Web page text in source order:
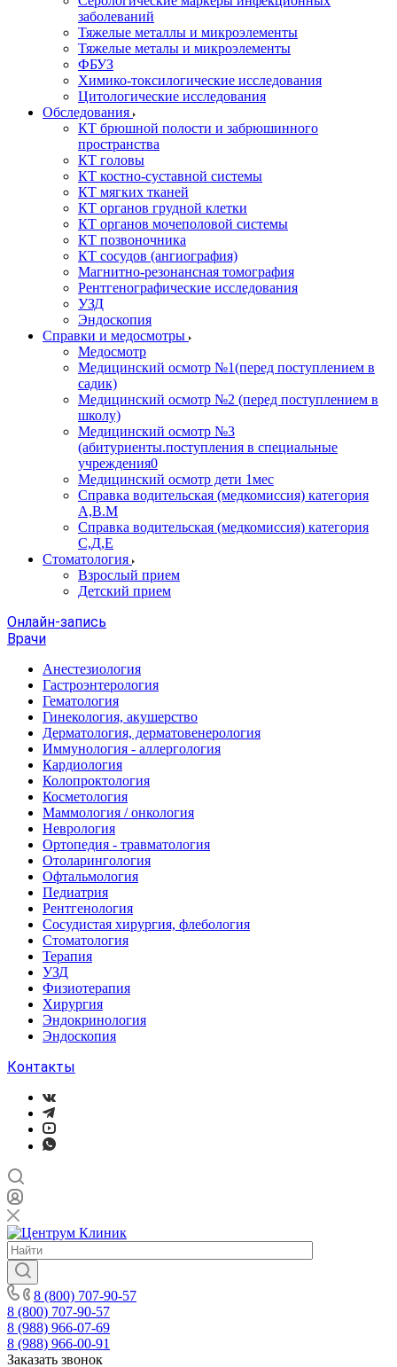
заболеваний
Тяжелые металлы и микроэлементы
Тяжелые металы и микроэлементы
ФБУЗ
Химико-токсилогические исследования
Цитологические исследования
Обследования
КТ брюшной полости и забрюшинного
пространства
КТ головы
КТ костно-суставной системы
КТ мягких тканей
КТ органов грудной клетки
КТ органов мочеполовой системы
КТ позвоночника
КТ сосудов (ангиография)
Магнитно-резонансная томография
Рентгенографические исследования
УЗД
Эндоскопия
Справки и медосмотры
Медосмотр
Медицинский осмотр №1(перед поступлением в
садик)
Медицинский осмотр №2 (перед поступлением в
школу)
Медицинский осмотр №3
(абитуриенты.поступления в специальные
учреждения0
Медицинский осмотр дети 1мес
Справка водительская (медкомиссия) категория
А,В.М
Справка водительская (медкомиссия) категория
С,Д,Е
Стоматология
Взрослый прием
Детский прием
Онлайн-запись
Врачи
Анестезиология
Гастроэнтерология
Гематология
Гинекология, акушерство
Дерматология, дерматовенерология
Иммунология - аллергология
Кардиология
Колопроктология
Косметология
Маммология / онкология
Неврология
Ортопедия - травматология
Отоларингология
Офтальмология
Педиатрия
Рентгенология
Сосудистая хирургия, флебология
Стоматология
Терапия
УЗД
Физиотерапия
Хирургия
Эндокринология
Эндоскопия
Контакты
8 (800) 707-90-57
8 (800) 707-90-57
8 (988) 966-07-69
8 (988) 966-00-91
Заказать звонок